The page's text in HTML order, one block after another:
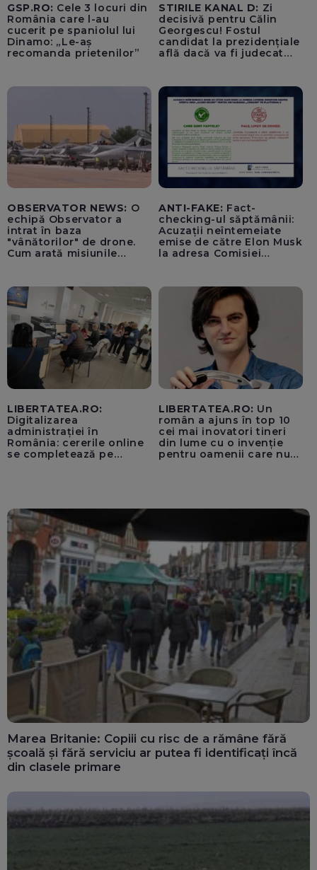
GSP.RO: Cele 3 locuri din
România care l-au
cucerit pe spaniolul lui
Dinamo: „Le-aș
recomanda prietenilor”
STIRILE KANAL D: Zi
decisivă pentru Călin
Georgescu! Fostul
candidat la prezidențiale
află dacă va fi judecat
OBSERVATOR NEWS: O
echipă Observator a
intrat în baza
"vânătorilor" de drone.
Cum arată misiunile
ANTI-FAKE: Fact-
checking-ul săptămânii:
Acuzații neîntemeiate
emise de către Elon Musk
la adresa Comisiei
pentru instaurarea
„cenzurii” pe platforma X
LIBERTATEA.RO:
Digitalizarea
administrației în
România: cererile online
se completează pe
LIBERTATEA.RO: Un
român a ajuns în top 10
cei mai inovatori tineri
din lume cu o invenție
pentru oamenii care nu
Marea Britanie: Copiii cu risc de a rămâne fără
școală și fără serviciu ar putea fi identificați încă
din clasele primare